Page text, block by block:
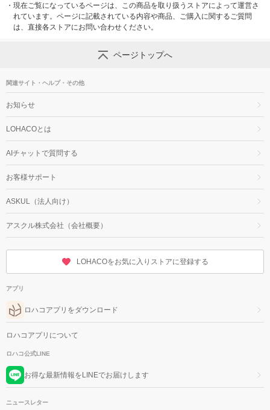
・ 現在ご覧になっているページは、この商品を取り扱うストアによって運営さ
れています。ページに記載されている内容や商品、ご購入に関するご質問
は、直接各ストアにお問い合わせください。
ページトップへ
関連サイト・ヘルプ・その他
お知らせ
LOHACOとは
AIチャットで質問する
お客様サポート
ASKUL（法人向け）
アスクル株式会社（会社概要）
LOHACOをお気に入りストアに登録する
アプリ
ロハコアプリをダウンロード
ロハコアプリについて
ロハコ公式LINE
お得な最新情報をLINEでお届けします
ニュースレター